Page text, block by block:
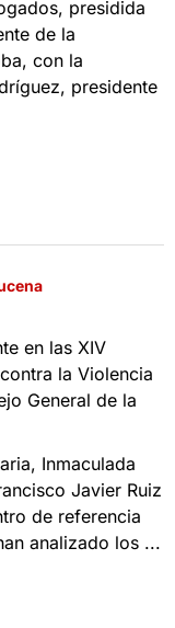
presidida
de la
con la
presidente
en las XIV
la Violencia
General de la
Inmaculada
Javier Ruiz
de referencia
analizado los ...